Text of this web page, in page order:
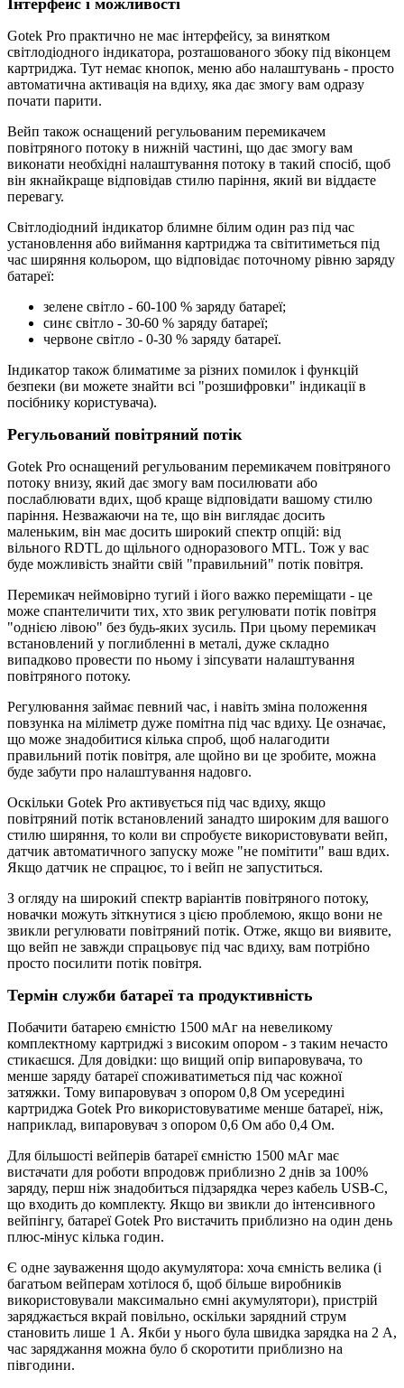
Gotek Pro практично не має інтерфейсу, за винятком
світлодіодного індикатора, розташованого збоку під віконцем
картриджа. Тут немає кнопок, меню або налаштувань - просто
автоматична активація на вдиху, яка дає змогу вам одразу
почати парити.
Вейп також оснащений регульованим перемикачем
повітряного потоку в нижній частині, що дає змогу вам
виконати необхідні налаштування потоку в такий спосіб, щоб
він якнайкраще відповідав стилю паріння, який ви віддаєте
перевагу.
Світлодіодний індикатор блимне білим один раз під час
установлення або виймання картриджа та світитиметься під
час ширяння кольором, що відповідає поточному рівню заряду
батареї:
зелене світло - 60-100 % заряду батареї;
синє світло - 30-60 % заряду батареї;
червоне світло - 0-30 % заряду батареї.
Індикатор також блиматиме за різних помилок і функцій
безпеки (ви можете знайти всі "розшифровки" індикації в
посібнику користувача).
Регульований повітряний потік
Gotek Pro оснащений регульованим перемикачем повітряного
потоку внизу, який дає змогу вам посилювати або
послаблювати вдих, щоб краще відповідати вашому стилю
паріння. Незважаючи на те, що він виглядає досить
маленьким, він має досить широкий спектр опцій: від
вільного RDTL до щільного одноразового MTL. Тож у вас
буде можливість знайти свій "правильний" потік повітря.
Перемикач неймовірно тугий і його важко переміщати - це
може спантеличити тих, хто звик регулювати потік повітря
"однією лівою" без будь-яких зусиль. При цьому перемикач
встановлений у поглибленні в металі, дуже складно
випадково провести по ньому і зіпсувати налаштування
повітряного потоку.
Регулювання займає певний час, і навіть зміна положення
повзунка на міліметр дуже помітна під час вдиху. Це означає,
що може знадобитися кілька спроб, щоб налагодити
правильний потік повітря, але щойно ви це зробите, можна
буде забути про налаштування надовго.
Оскільки Gotek Pro активується під час вдиху, якщо
повітряний потік встановлений занадто широким для вашого
стилю ширяння, то коли ви спробуєте використовувати вейп,
датчик автоматичного запуску може "не помітити" ваш вдих.
Якщо датчик не спрацює, то і вейп не запуститься.
З огляду на широкий спектр варіантів повітряного потоку,
новачки можуть зіткнутися з цією проблемою, якщо вони не
звикли регулювати повітряний потік. Отже, якщо ви виявите,
що вейп не завжди спрацьовує під час вдиху, вам потрібно
просто посилити потік повітря.
Термін служби батареї та продуктивність
Побачити батарею ємністю 1500 мАг на невеликому
комплектному картриджі з високим опором - з таким нечасто
стикаєшся. Для довідки: що вищий опір випаровувача, то
менше заряду батареї споживатиметься під час кожної
затяжки. Тому випаровувач з опором 0,8 Ом усередині
картриджа Gotek Pro використовуватиме менше батареї, ніж,
наприклад, випаровувач з опором 0,6 Ом або 0,4 Ом.
Для більшості вейперів батареї ємністю 1500 мАг має
вистачати для роботи впродовж приблизно 2 днів за 100%
заряду, перш ніж знадобиться підзарядка через кабель USB-C,
що входить до комплекту. Якщо ви звикли до інтенсивного
вейпінгу, батареї Gotek Pro вистачить приблизно на один день
плюс-мінус кілька годин.
Є одне зауваження щодо акумулятора: хоча ємність велика (і
багатьом вейперам хотілося б, щоб більше виробників
використовували максимально ємні акумулятори), пристрій
заряджається вкрай повільно, оскільки зарядний струм
становить лише 1 А. Якби у нього була швидка зарядка на 2 А,
час заряджання можна було б скоротити приблизно на
півгодини.